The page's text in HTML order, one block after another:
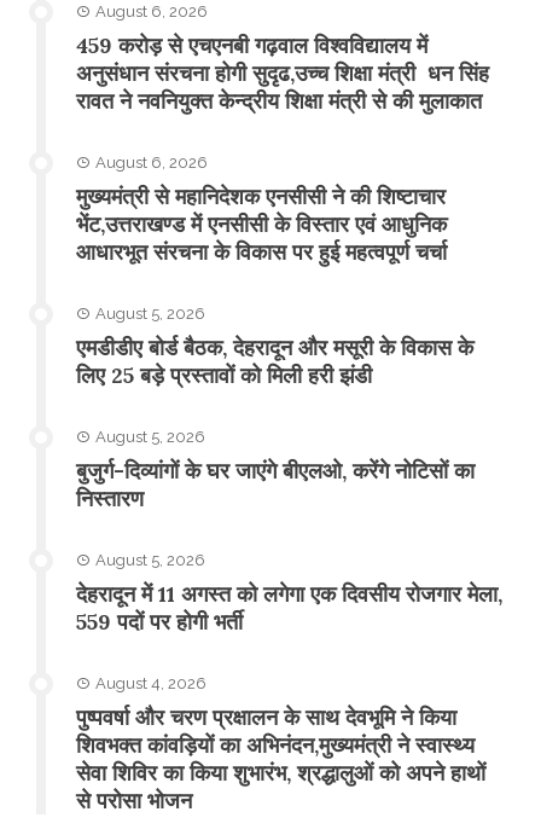
August 6, 2026
459 करोड़ से एचएनबी गढ़वाल विश्वविद्यालय में
अनुसंधान संरचना होगी सुदृढ,उच्च शिक्षा मंत्री धन सिंह
रावत ने नवनियुक्त केन्द्रीय शिक्षा मंत्री से की मुलाकात
August 6, 2026
मुख्यमंत्री से महानिदेशक एनसीसी ने की शिष्टाचार
भेंट,उत्तराखण्ड में एनसीसी के विस्तार एवं आधुनिक
आधारभूत संरचना के विकास पर हुई महत्वपूर्ण चर्चा
August 5, 2026
एमडीडीए बोर्ड बैठक, देहरादून और मसूरी के विकास के
लिए 25 बड़े प्रस्तावों को मिली हरी झंडी
August 5, 2026
बुजुर्ग-दिव्यांगों के घर जाएंगे बीएलओ, करेंगे नोटिसों का
निस्तारण
August 5, 2026
​देहरादून में 11 अगस्त को लगेगा एक दिवसीय रोजगार मेला,
559 पदों पर होगी भर्ती
August 4, 2026
पुष्पवर्षा और चरण प्रक्षालन के साथ देवभूमि ने किया
शिवभक्त कांवड़ियों का अभिनंदन,मुख्यमंत्री ने स्वास्थ्य
सेवा शिविर का किया शुभारंभ, श्रद्धालुओं को अपने हाथों
से परोसा भोजन